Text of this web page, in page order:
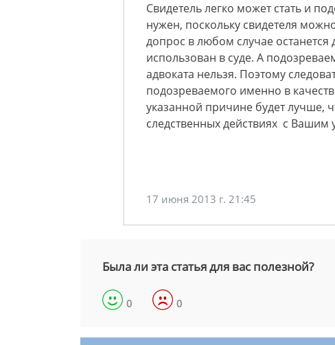
Свидетель легко может стать и
нужен, поскольку свидетеля
допрос в любом случае останется
использован в суде. А
адвоката нельзя. Поэтому
подозреваемого именно в
указанной причине будет лучше,
следственных действиях с Вашим
17 июня 2013 г. 21:45
Была ли эта статья для вас полезной?
0 0